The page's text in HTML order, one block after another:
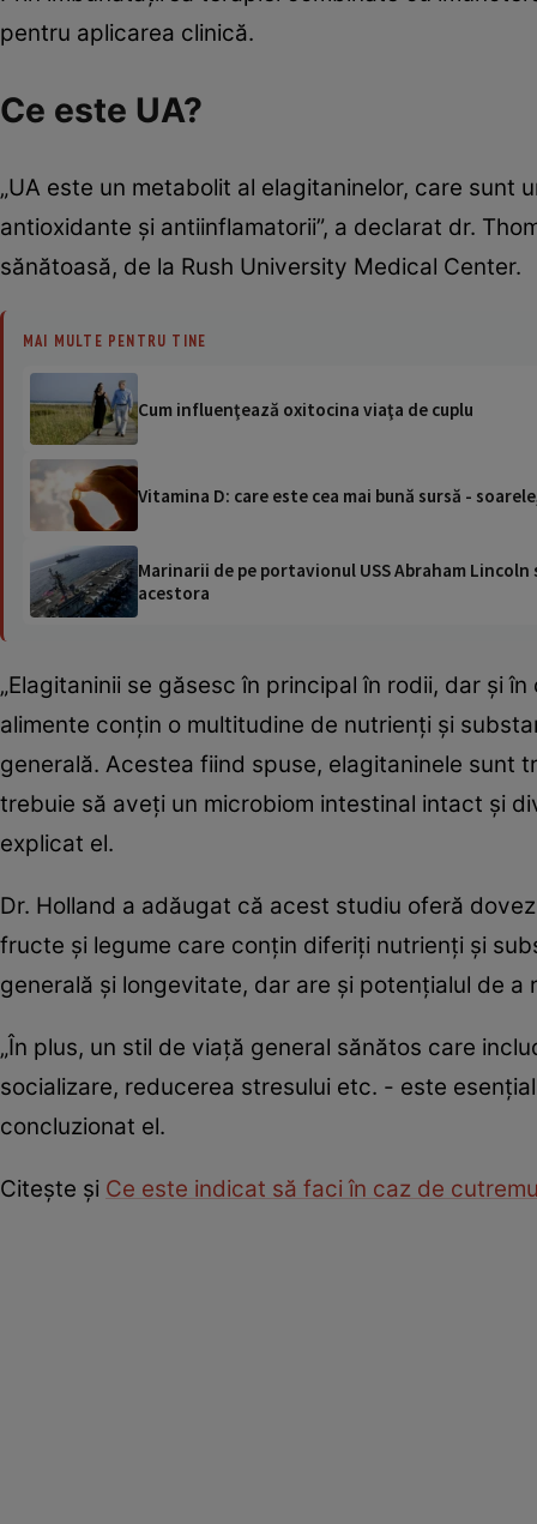
pentru aplicarea clinică.
Ce este UA?
„UA este un metabolit al elagitaninelor, care
antioxidante și antiinflamatorii”, a declarat dr.
sănătoasă, de la Rush University Medical Center.
MAI MULTE PENTRU TINE
Cum influenţează oxitocina viaţa de cuplu
Vitamina D: care este cea mai bună sursă -
Marinarii de pe portavionul USS Abraham
acestora
„Elagitaninii se găsesc în principal în rodii, dar și
alimente conțin o multitudine de nutrienți și
generală. Acestea fiind spuse, elagitaninele sunt
trebuie să aveți un microbiom intestinal intact și
explicat el.
Dr. Holland a adăugat că acest studiu oferă
fructe și legume care conțin diferiți nutrienți și
generală și longevitate, dar are și potențialul de
„În plus, un stil de viață general sănătos care
socializare, reducerea stresului etc. - este
concluzionat el.
Citește și Ce este indicat să faci în caz de